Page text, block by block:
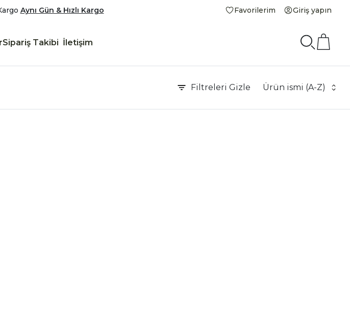
Aynı Gün & Hızlı Kargo Favorilerim Giriş yapın
Sipariş Takibi İletişim
Filtreleri Gizle Ürün ismi (A-Z)